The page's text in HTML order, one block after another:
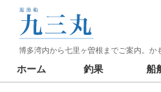
博多湾内から七里ヶ曽根までご案内。か
ホーム 釣果 船